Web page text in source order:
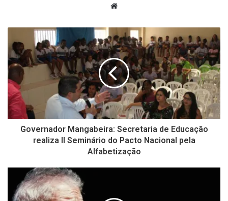
Website
Governador Mangabeira: Secretaria de Educação
realiza II Seminário do Pacto Nacional pela
Alfabetização